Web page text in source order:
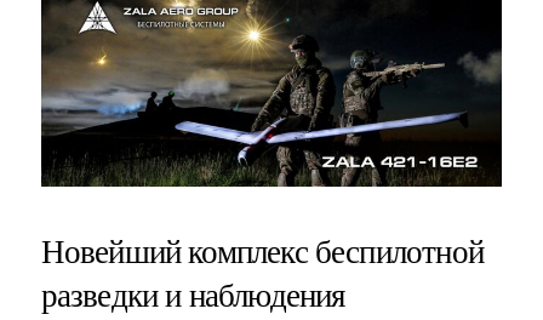
Новейший комплекс беспилотной
разведки и наблюдения